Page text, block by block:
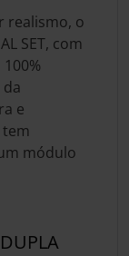
realismo, o
SET, com
e
módulo